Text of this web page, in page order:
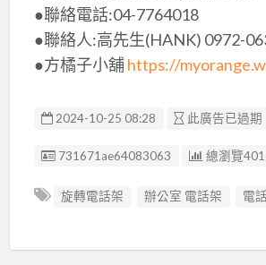
●聯絡電話:04-7764018
●聯絡人:高先生(HANK) 0972-
●方橘子小舖https://
2024-10-25 08:28 此廣告已過期
廣告编號
731671ae64083063 總瀏覽401
旋轉電話架 辦公室 電話架 電